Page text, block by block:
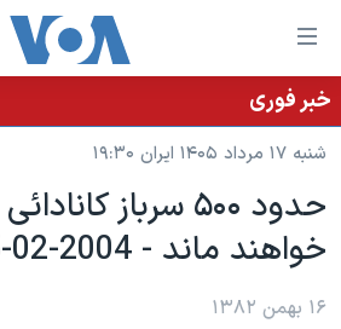
لینکهای
قابل
دسترسی
جهش
محتوای
اصلی
جهش
به
خانه
نسخه سبک وب‌سایت
موضوع ها
ایران
آمریکا
برنامه های تلویزیونی
جدول برنامه ها
خبر فوری
شنبه ۱۷ مرداد ۱۴۰۵ ایران ۱۹:۳۰
حدود ۵۰۰ سرباز
خواهند ماند - 2004-02-05
۱۶ بهمن ۱۳۸۲